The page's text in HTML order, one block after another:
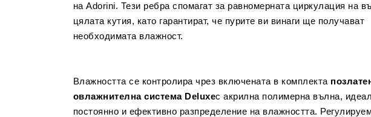
на Аdorini. Тези ребра спомагат за равномерната циркулация на
цялата кутия, като гарантират, че пурите ви винаги ще получават
необходимата влажност.
Влажността се контролира чрез включената в комплекта
овлажнителна система Deluxeс акрилна полимерна вълна,
постоянно и ефективно разпределение на влажността.